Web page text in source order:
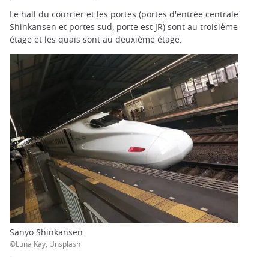
Le hall du courrier et les portes (portes d'entrée centrale
Shinkansen et portes sud, porte est JR) sont au troisième
étage et les quais sont au deuxième étage.
Sanyo Shinkansen
©Luna Kay, Unsplash